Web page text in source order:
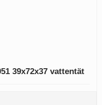
39x72x37 vattentät